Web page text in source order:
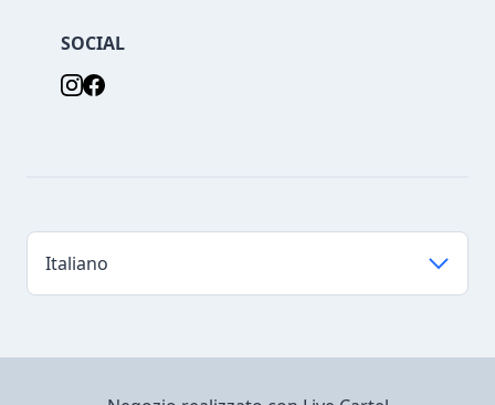
SOCIAL